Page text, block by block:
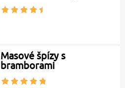
Masové špízy s
bramborami